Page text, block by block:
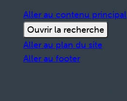
Aller au contenu principal
Ouvrir la recherche
Aller au plan du site
Aller au footer